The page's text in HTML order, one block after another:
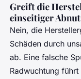
Greift die
einseitiger
Nein, die
Schäden durch
ab. Eine falsche
Radwuchtung